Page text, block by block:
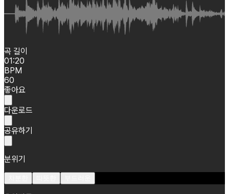
곡 길이
01:20
BPM
60
좋아요
다운로드
공유하기
분위기